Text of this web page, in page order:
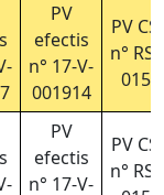
PV
efectis
n° 17-V-
001914
PV
n°
015/
PV
efectis
n° 17-V-
PV
n°